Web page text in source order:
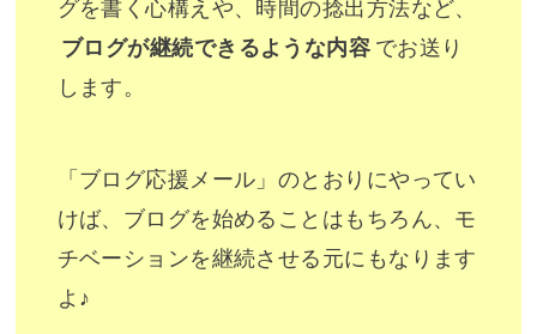
グを書く心構えや、時間の捻出方法など、
ブログが継続できるような内容 でお送り
します。
「ブログ応援メール」のとおりにやってい
けば、ブログを始めることはもちろん、モ
チベーションを継続させる元にもなります
よ♪